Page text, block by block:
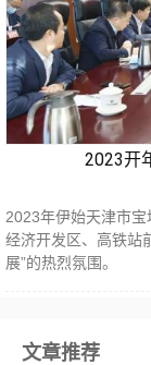
2023开
2023年伊始天津市
经济开发区、高铁
展”的热烈氛围。
文章推荐